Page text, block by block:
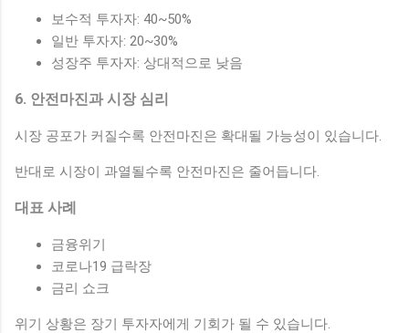
보수적 투자자: 40~50%
일반 투자자: 20~30%
성장주 투자자: 상대적으로 낮음
6. 안전마진과 시장 심리
시장 공포가 커질수록 안전마진은 확대될 가능성이 있습니다.
반대로 시장이 과열될수록 안전마진은 줄어듭니다.
대표 사례
금융위기
코로나19 급락장
금리 쇼크
위기 상황은 장기 투자자에게 기회가 될 수 있습니다.